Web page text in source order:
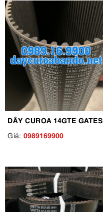
DÂY CUROA 14GTE GATES
Giá: 0989169900